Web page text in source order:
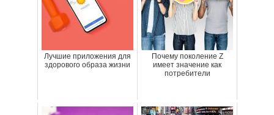
Лучшие приложения для
здорового образа жизни
Почему поколение Z
имеет значение как
потребители